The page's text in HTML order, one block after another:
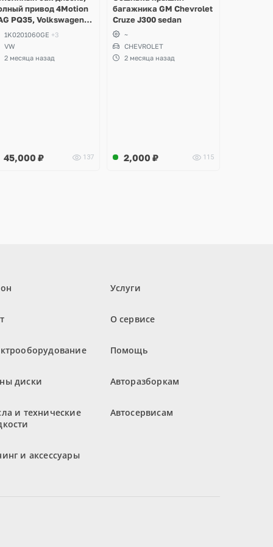
привод 4Motion
PQ35, Volkswagen
Golf V, VI,
1K0201060GE +3
VW
2 месяца назад
45,000 ₽ 137
багажника GM Chevrolet
Cruze J300 sedan
~
CHEVROLET
2 месяца назад
2,000 ₽ 115
диски
и технические
и аксессуары
Услуги
О сервисе
Помощь
Авторазборкам
Автосервисам